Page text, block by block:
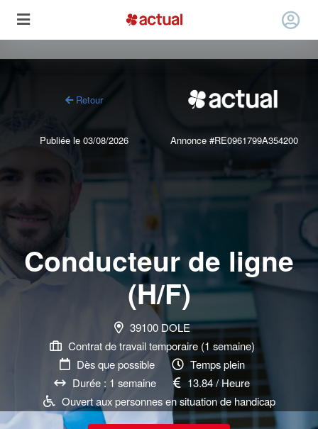
Retour
Publiée le 03/08/2026 Annonce #RE0961799A354200
Conducteur de ligne
(H/F)
39100 DOLE
Contrat de travail temporaire (1 semaine)
Dès que possible
Temps plein
Durée : 1 semaine
13.84 / Heure
Ouvert aux personnes en situation de handicap